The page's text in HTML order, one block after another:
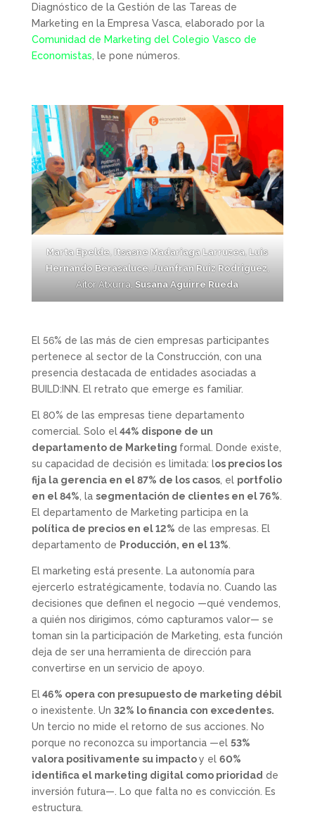
Diagnóstico de la Gestión de las Tareas de
Marketing en la Empresa Vasca, elaborado por la
Comunidad de Marketing del Colegio Vasco de
Economistas , le pone números.
Marta Epelde,Itsasne Madariaga Larruzea,Luis
Hernando Berasaluce, Juanfran Ruiz Rodriguez,
Aitor Atxurra,Susana Aguirre Rueda
El 56% de las más de cien empresas participantes
pertenece al sector de la Construcción, con una
presencia destacada de entidades asociadas a
BUILD:INN. El retrato que emerge es familiar.
El 80% de las empresas tiene departamento
comercial. Solo el44% dispone de un
departamento de Marketing formal. Donde existe,
su capacidad de decisión es limitada: los precios los
fija la gerencia en el 87% de los casos, el portfolio
en el 84% , la segmentación de clientes en el 76%
El departamento de Marketing participa en la
política de precios en el 12% de las empresas. El
departamento de Producción, en el 13%
El marketing está presente. La autonomía para
ejercerlo estratégicamente, todavía no. Cuando las
decisiones que definen el negocio —qué vendemos,
a quién nos dirigimos, cómo capturamos valor— se
toman sin la participación de Marketing, esta función
deja de ser una herramienta de dirección para
convertirse en un servicio de apoyo.
El46% opera con presupuesto de marketing débil
o inexistente. Un 32% lo financia con excedentes.
Un tercio no mide el retorno de sus acciones. No
porque no reconozca su importancia —el 53%
valora positivamente su impactoy el 60%
identifica el marketing digital como prioridad de
inversión futura—. Lo que falta no es convicción. Es
estructura.